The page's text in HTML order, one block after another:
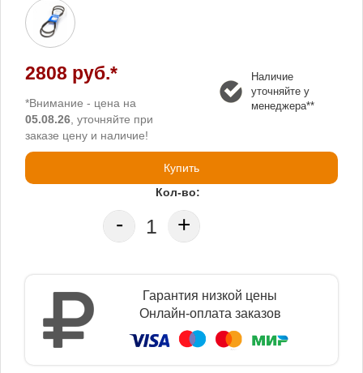
2808 руб.*
*Внимание - цена на
05.08.26 , уточняйте при
заказе цену и наличие!
Наличие
уточняйте у
менеджера**
Купить
Кол-во:
- +
Гарантия низкой цены
Онлайн-оплата заказов